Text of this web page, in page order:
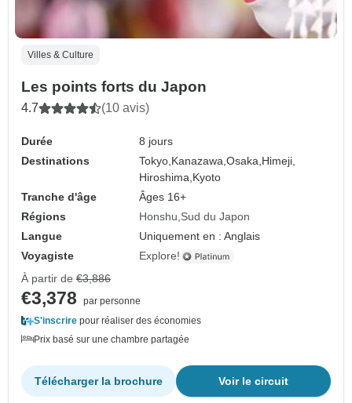
Villes & Culture
Les points forts du Japon
4.7 (10 avis)
Durée
8 jours
Destinations
Tokyo,Kanazawa,Osaka,Himeji,
Hiroshima,Kyoto
Tranche d'âge
Âges 16+
Régions
Honshu Sud du Japon
Langue
Uniquement en : Anglais
Voyagiste
Explore!
À partir de €3,886
€3,378
par personne
S'inscrire pour réaliser des économies
Prix basé sur une chambre partagée
Voir le circuit
Télécharger la brochure